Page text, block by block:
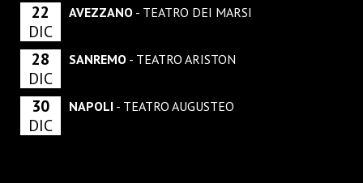
22
DIC
AVEZZANO - TEATRO DEI MARSI
28
DIC
SANREMO - TEATRO ARISTON
30
DIC
NAPOLI - TEATRO AUGUSTEO